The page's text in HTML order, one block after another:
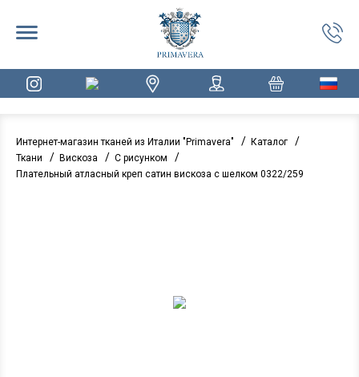
Интернет-магазин тканей из Италии "Primavera" / Каталог /
Ткани / Вискоза / С рисунком /
Плательный атласный креп сатин вискоза с шелком 0322/259